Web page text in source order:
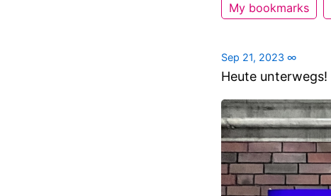
My bookmarks
Sep 21, 2023 ∞
Heute unterwegs!